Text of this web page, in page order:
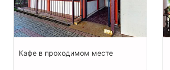
Кафе в проходимом месте